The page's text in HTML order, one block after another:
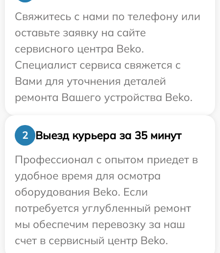
Свяжитесь с нами по телефону или
оставьте заявку на сайте
сервисного центра Beko.
Специалист сервиса свяжется с
Вами для уточнения деталей
ремонта Вашего устройства Beko.
2
Выезд курьера за 35 минут
Профессионал с опытом приедет в
удобное время для осмотра
оборудования Beko. Если
потребуется углубленный ремонт
мы обеспечим перевозку за наш
счет в сервисный центр Beko.